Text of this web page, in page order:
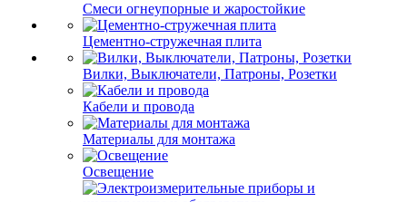
Смеси огнеупорные и жаростойкие
Цементно-стружечная плита
Вилки, Выключатели, Патроны, Розетки
Кабели и провода
Материалы для монтажа
Освещение